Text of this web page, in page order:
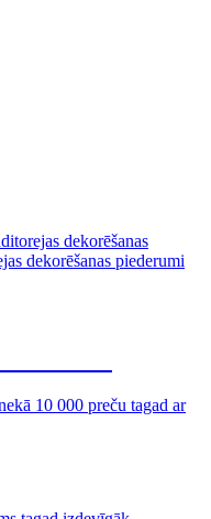
dekorēšanas
dekorēšanas piederumi
10 000 preču tagad ar